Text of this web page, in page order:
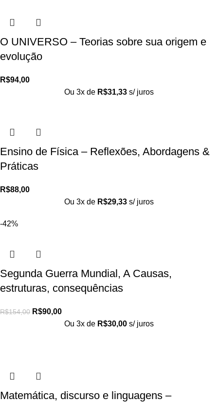
O UNIVERSO – Teorias sobre sua origem e
evolução
R$94,00
Ou 3x de R$31,33 s/ juros
Ensino de Física – Reflexões, Abordagens &
Práticas
R$88,00
Ou 3x de R$29,33 s/ juros
-42%
Segunda Guerra Mundial, A Causas,
estruturas, consequências
R$154,00 R$90,00
Ou 3x de R$30,00 s/ juros
Matemática, discurso e linguagens –